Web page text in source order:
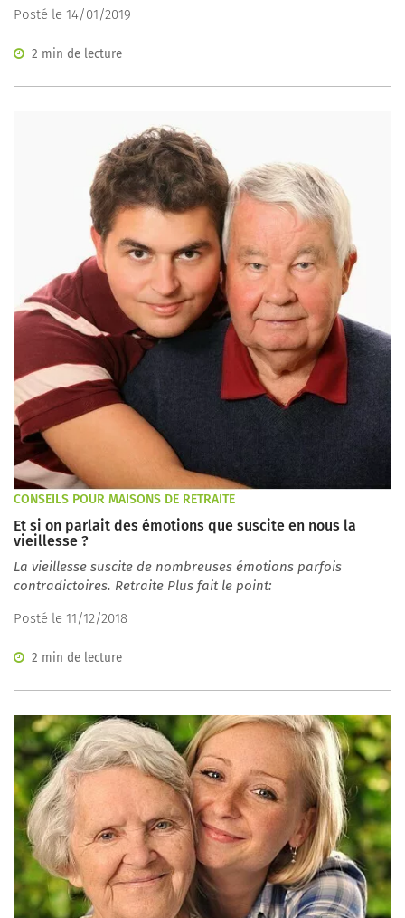
Posté le 14/01/2019
2 min de lecture
CONSEILS POUR MAISONS DE RETRAITE
Et si on parlait des émotions que suscite en nous la
vieillesse ?
La vieillesse suscite de nombreuses émotions parfois
contradictoires. Retraite Plus fait le point:
Posté le 11/12/2018
2 min de lecture